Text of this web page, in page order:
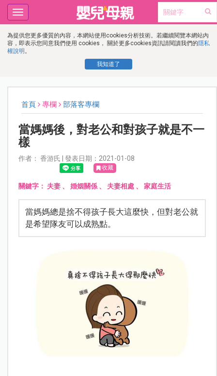
為提供您更多優質的內容，本網站使用cookies分析技術。若繼續閱覽本網站內
容，即表示您同意我們使用 cookies， 關於更多cookies資訊請閱讀我們的隱私
權說明 。
我知道了
Toggle
navigation
首頁 專欄 部落客專欄
當媽媽後，對老公和對孩子就是不一
樣
作者： 香游氏 | 發表日期：2021-01-08
收藏
關鍵字： 夫妻、 婚姻關係、 夫妻相處、 家庭生活
當媽媽總是捨不得孩子長大這麼快，但對老公就
是希望隊友可以成熟點。